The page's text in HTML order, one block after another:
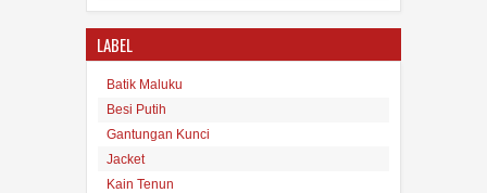
Tas Maluku
15
LABEL
Batik Maluku
Besi Putih
Gantungan Kunci
Jacket
Kain Tenun